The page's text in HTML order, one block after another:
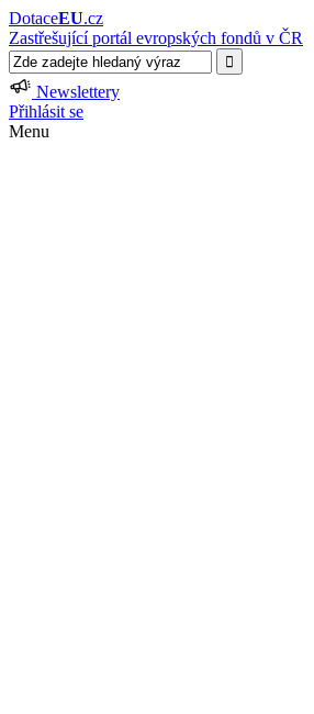
DotaceEU.cz
Zastřešující portál evropských fondů v ČR
Newslettery
Přihlásit se
Menu